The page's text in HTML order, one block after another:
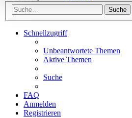
Suche
Schnellzugriff
Unbeantwortete Themen
Aktive Themen
Suche
FAQ
Anmelden
Registrieren